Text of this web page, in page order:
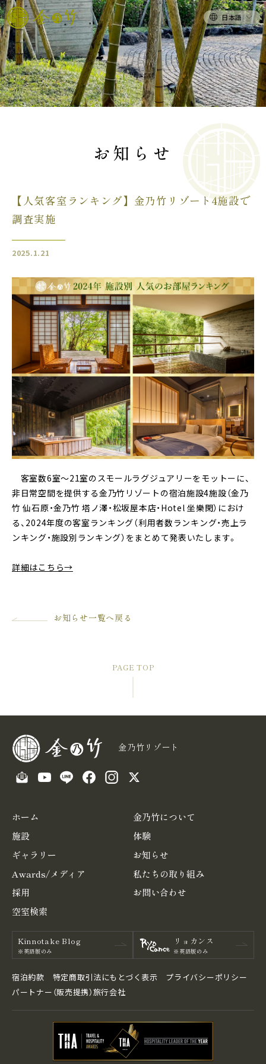
日本語
お知らせ
【人気客室ランキング】金乃竹リゾート4施設で
調査実施
2025.1.21
客室数6室～21室のスモールラグジュアリーをモットーに、
非日常空間を提供する金乃竹リゾートの宿泊施設4施設（金乃
竹 仙石原・金乃竹 塔ノ澤・松坂屋本店・Hotel 坐樂閑）におけ
る、2024年度の客室ランキング（利用者数ランキング・売上ラ
ンキング・施設別ランキング）をまとめて発表いたします。
詳細はこちら→
お知らせ一覧へ戻る
PAGE TOP
金乃竹リゾート
ホーム
金乃竹について
施設
体験
ギャラリー
お知らせ
Awards/メディア
私たちの取り組み
採用
お問い合わせ
空室検索
Kinnotake Blog
※英語版のみ
リョカンス
※英語版のみ
宿泊約款 特定商取引法にもとづく表⽰
プライバシーポリシー
パートナー（販売提携）旅行会社